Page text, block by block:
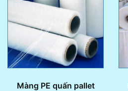
Màng PE quấn pallet